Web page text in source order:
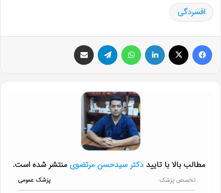
افسردگی
مطالب بالا با تایید دکتر سیدحسن مرتضوی منتشر شده است.
تخصص پزشک: پزشک عمومی